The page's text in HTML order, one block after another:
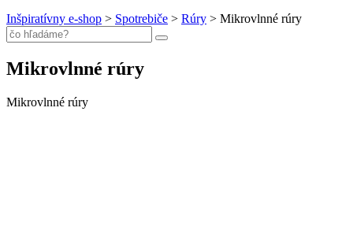
Inšpiratívny e-shop > Spotrebiče > Rúry > Mikrovlnné rúry
Mikrovlnné rúry
Mikrovlnné rúry